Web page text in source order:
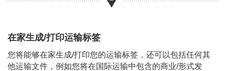
在家生成/打印运输标签
您将能够在家生成/打印您的运输标签，还可以包括任何其
他运输文件，例如您将在国际运输中包含的商业/形式发